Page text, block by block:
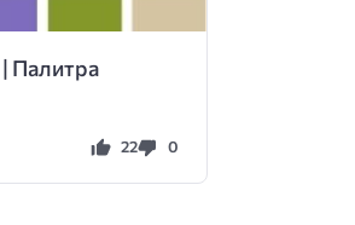
Палитра
22 0